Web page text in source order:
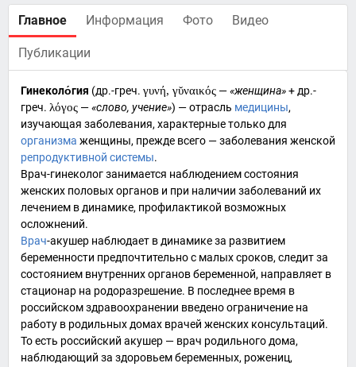
Главное Информация Фото Видео
Публикации
Гинеколо́гия (др.-греч. γυνή, γῠναικός —«женщина»+ др.-
греч. λόγος —«слово, учение») — отрасль медицины,
изучающая заболевания, характерные только для
организма женщины, прежде всего — заболевания женской
репродуктивной системы.
Врач-гинеколог занимается наблюдением состояния
женских половых органов и при наличии заболеваний их
лечением в динамике, профилактикой возможных
осложнений.
Врач-акушер наблюдает в динамике за развитием
беременности предпочтительно с малых сроков, следит за
состоянием внутренних органов беременной, направляет в
стационар на родоразрешение. В последнее время в
российском здравоохранении введено ограничение на
работу в родильных домах врачей женских консультаций.
То есть российский акушер — врач родильного дома,
наблюдающий за здоровьем беременных, рожениц,